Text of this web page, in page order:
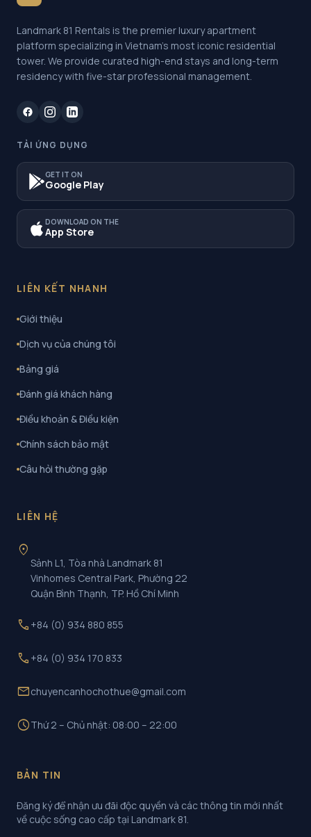
Landmark 81 Rentals is the premier luxury apartment
platform specializing in Vietnam's most iconic residential
tower. We provide curated high-end stays and long-term
residency with five-star professional management.
TẢI ỨNG DỤNG
GET IT ON
Google Play
DOWNLOAD ON THE
App Store
LIÊN KẾT NHANH
Giới thiệu
Dịch vụ của chúng tôi
Bảng giá
Đánh giá khách hàng
Điều khoản & Điều kiện
Chính sách bảo mật
Câu hỏi thường gặp
LIÊN HỆ
location_on
Sảnh L1, Tòa nhà Landmark 81
Vinhomes Central Park, Phường 22
Quận Bình Thạnh, TP. Hồ Chí Minh
call +84 (0) 934 880 855
call +84 (0) 934 170 833
mailchuyencanhochothue@gmail.com
scheduleThứ 2 – Chủ nhật: 08:00 – 22:00
BẢN TIN
Đăng ký để nhận ưu đãi độc quyền và các thông tin mới nhất
về cuộc sống cao cấp tại Landmark 81.